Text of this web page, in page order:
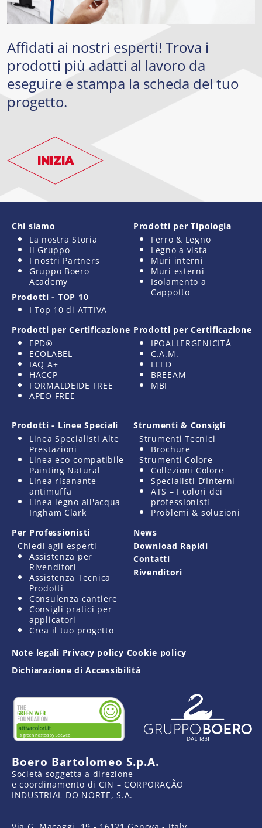
Affidati ai nostri esperti! Trova i
prodotti più adatti al lavoro da
eseguire e stampa la scheda del tuo
progetto.
INIZIA
Boero Bartolomeo S.p.A.
Società soggetta a direzione
e coordinamento di CIN – CORPORAÇÃO
INDUSTRIAL DO NORTE, S.A.
Chi siamo
La nostra Storia
Il Gruppo
I nostri Partners
Gruppo Boero
Academy
Prodotti - TOP 10
I Top 10 di ATTIVA
Prodotti per Tipologia
Ferro & Legno
Legno a vista
Muri interni
Muri esterni
Isolamento a
Cappotto
Prodotti per Certificazione
EPD®
ECOLABEL
IAQ A+
HACCP
FORMALDEIDE FREE
APEO FREE
Prodotti per Certificazione
IPOALLERGENICITÀ
C.A.M.
LEED
BREEAM
MBI
Prodotti - Linee Speciali
Linea Specialisti Alte
Prestazioni
Linea eco-compatibile
Painting Natural
Linea risanante
antimuffa
Linea legno all'acqua
Ingham Clark
Strumenti & Consigli
Strumenti Tecnici
Brochure
Strumenti Colore
Collezioni Colore
Specialisti D’Interni
ATS – I colori dei
professionisti
Problemi & soluzioni
Per Professionisti
Chiedi agli esperti
Assistenza per
Rivenditori
Assistenza Tecnica
Prodotti
Consulenza cantiere
Consigli pratici per
applicatori
Crea il tuo progetto
News
Download Rapidi
Contatti
Rivenditori
Note legali Privacy policy Cookie policy
Dichiarazione di Accessibilità